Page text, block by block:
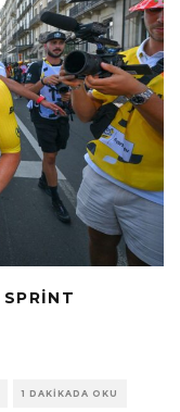
1 DAKIKADA OKU